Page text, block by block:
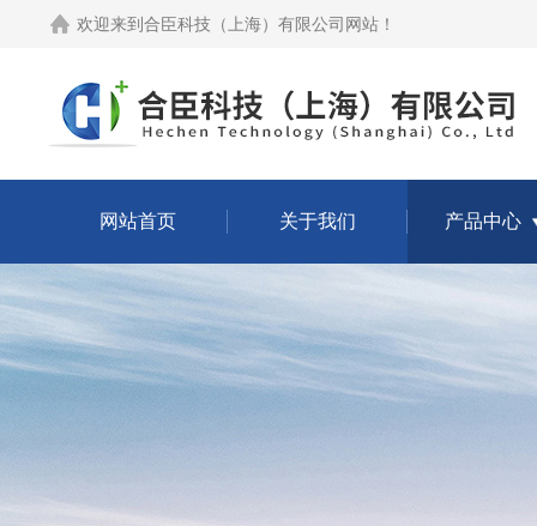
欢迎来到 合臣科技（上海）有限公司网站 ！
网站首页 关于我们 产品中心